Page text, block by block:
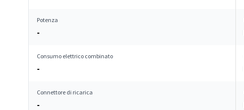
Potenza
-
Consumo elettrico combinato
-
Connettore di ricarica
-